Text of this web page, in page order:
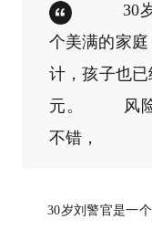
30岁
个美满的家
计，孩子也
元。 风险
不错，
30岁刘警官是一个